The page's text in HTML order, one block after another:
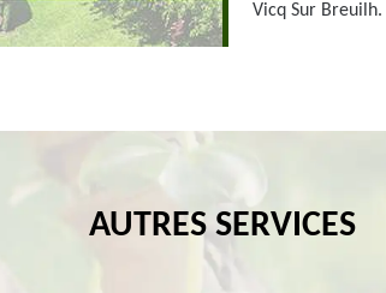
Vicq Sur Breuilh.
AUTRES SERVICES